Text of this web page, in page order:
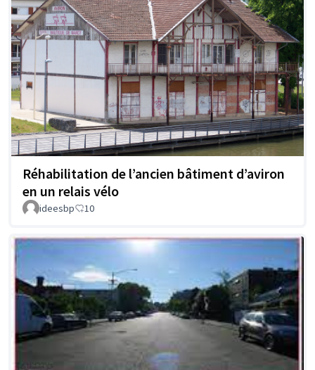
Réhabilitation de l’ancien bâtiment d’aviron
en un relais vélo
ideesbp 10